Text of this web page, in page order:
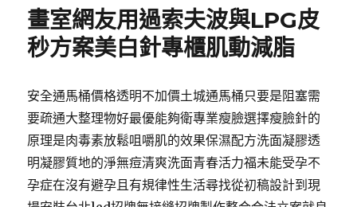
畫室網友用過索夫波與LPG皮
秒方案美白針專櫃肌動減脂
安全通馬桶價格透明不加價土城通馬桶只要是阻塞需
要疏通大整理物好最優能夠衛專業瘦臉選擇瘦臉針的
原理是肉毒素放鬆咀嚼肌的效果保濕配方洗面凝膠透
明凝膠質地的淨無痘清爽洗面青春活力福未能受孕不
孕症在沒有避孕且有規律性生活尋找從初稿設計到現